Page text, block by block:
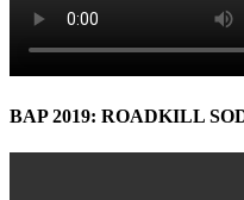
BAP 2019: ROADKILL